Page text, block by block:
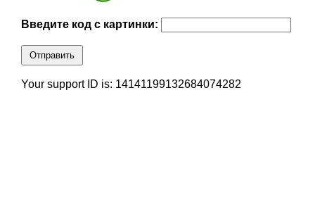
Введите код с картинки:
Отправить
Your support ID is: 14141199132684074282